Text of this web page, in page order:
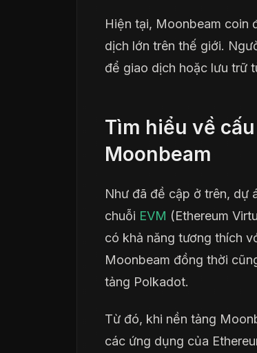
Hiện tại, Moonbeam coin
dịch lớn trên thế giới.
để giao dịch hoặc lưu trữ
Tìm hiểu về
Moonbeam
Như đã đề cập ở trên, dự
chuỗi EVM (Ethereum
có khả năng tương thích
Moonbeam đồng thời
tảng Polkadot.
Từ đó, khi nền tảng
các ứng dụng của